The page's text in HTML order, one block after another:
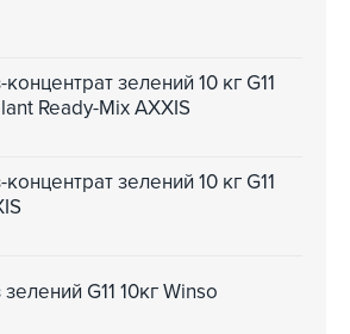
зелений 10 кг G11
Ready-Mix AXXIS
зелений 10 кг G11
G11 10кг Winso